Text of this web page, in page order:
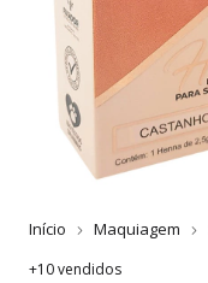
Início Maquiagem
+10 vendidos